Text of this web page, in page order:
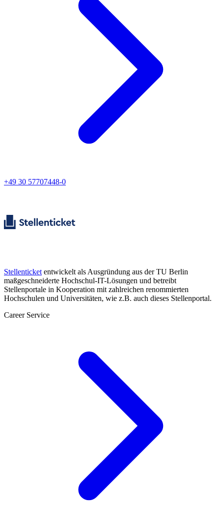
+49 30 57707448-0
Stellenticket entwickelt als Ausgründung aus der TU Berlin
maßgeschneiderte Hochschul-IT-Lösungen und betreibt
Stellenportale in Kooperation mit zahlreichen renommierten
Hochschulen und Universitäten, wie z.B. auch dieses Stellenportal.
Career Service